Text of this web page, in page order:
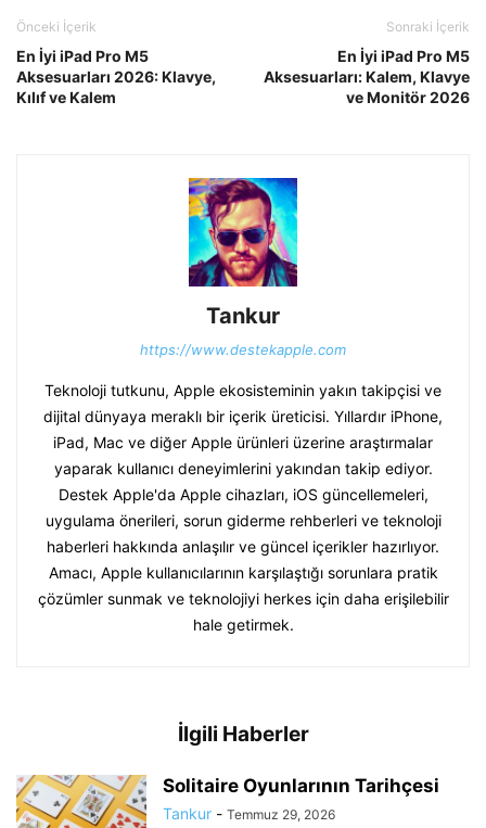
Önceki İçerik
En İyi iPad Pro M5
Aksesuarları 2026: Klavye,
Kılıf ve Kalem
Sonraki İçerik
En İyi iPad Pro M5
Aksesuarları: Kalem, Klavye
ve Monitör 2026
Tankur
https://www.destekapple.com
Teknoloji tutkunu, Apple ekosisteminin yakın takipçisi ve
dijital dünyaya meraklı bir içerik üreticisi. Yıllardır iPhone,
iPad, Mac ve diğer Apple ürünleri üzerine araştırmalar
yaparak kullanıcı deneyimlerini yakından takip ediyor.
Destek Apple'da Apple cihazları, iOS güncellemeleri,
uygulama önerileri, sorun giderme rehberleri ve teknoloji
haberleri hakkında anlaşılır ve güncel içerikler hazırlıyor.
Amacı, Apple kullanıcılarının karşılaştığı sorunlara pratik
çözümler sunmak ve teknolojiyi herkes için daha erişilebilir
hale getirmek.
İlgili Haberler
Solitaire Oyunlarının Tarihçesi
Tankur - Temmuz 29, 2026